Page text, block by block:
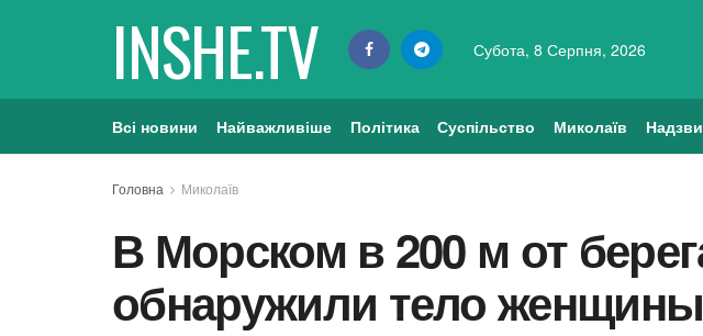
INSHE.TV Субота, 8 Серпня, 2026
Всі новини Найважливіше Політика Суспільство Миколаїв
Головна Миколаїв
В Морском в 200 м от
обнаружили тело женщины